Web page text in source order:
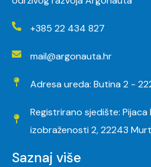
+385 22 434 827
mail@argonauta.hr
Adresa ureda: Butina 2 -
Registrirano sjedište:
izobraženosti 2, 22243
Saznaj više